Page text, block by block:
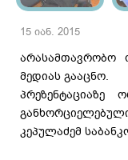
15 იან. 2015
არასამთავრობო
მედიას გააცნო.
პრეზენტაციაზე
კეპულაძემ